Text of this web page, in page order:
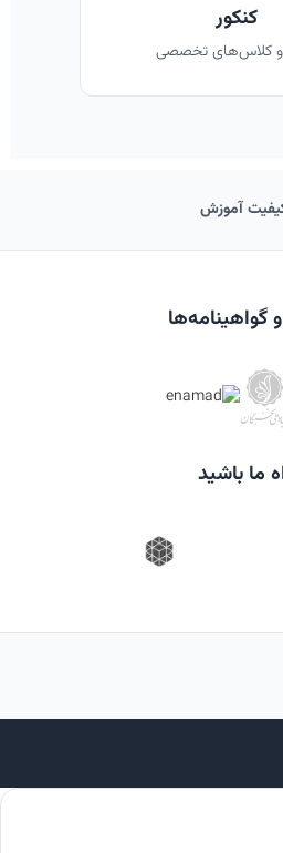
کنکور
و کلاس‌های تخصصی
آموزش
گواهینامه‌ها
ما باشید